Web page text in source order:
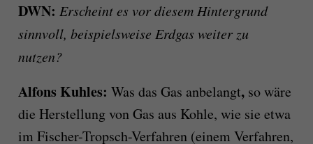
DWN: Erscheint es vor diesem Hintergrund
sinnvoll, beispielsweise Erdgas weiter zu
nutzen?
Alfons Kuhles: Was das Gas anbelangt, so wäre
die Herstellung von Gas aus Kohle, wie sie etwa
im Fischer-Tropsch-Verfahren (einem Verfahren,